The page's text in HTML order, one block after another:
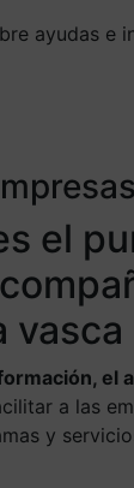
ayudas e
el
vasca
el
a las
y